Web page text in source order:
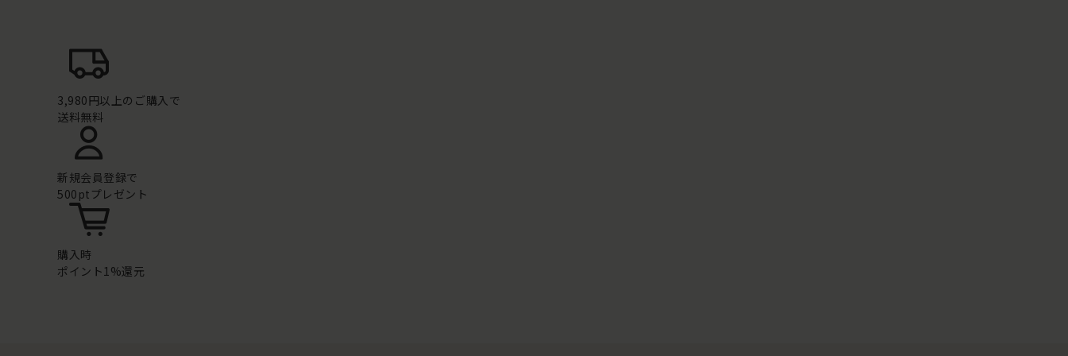
3,980円以上のご購入で
送料無料
新規会員登録で
500ptプレゼント
購入時
ポイント1%還元